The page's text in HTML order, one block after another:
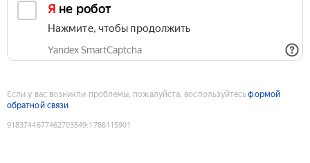
Я не робот
Нажмите, чтобы продолжить
Yandex SmartCaptcha
Если у вас возникли проблемы, пожалуйста, воспользуйтесьформой
обратной связи
9183744677462703549:1786115901